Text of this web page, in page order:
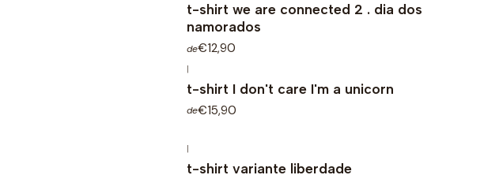
t-shirt we are connected 2 . dia dos
namorados
de€12,90
|
t-shirt I don't care I'm a unicorn
de€15,90
|
t-shirt variante liberdade